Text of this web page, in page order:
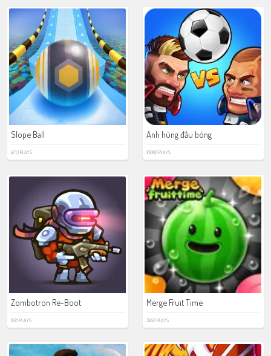
Slope Ball
4713 PLAYS
Anh hùng đầu bóng
10088 PLAYS
Zombotron Re-Boot
1821 PLAYS
Merge Fruit Time
3450 PLAYS